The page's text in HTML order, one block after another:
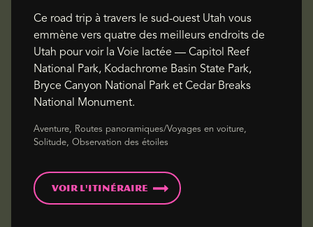
Ce road trip à travers le sud-ouest Utah vous
emmène vers quatre des meilleurs endroits de
Utah pour voir la Voie lactée — Capitol Reef
National Park, Kodachrome Basin State Park,
Bryce Canyon National Park et Cedar Breaks
National Monument.
Aventure, Routes panoramiques/Voyages en voiture,
Solitude, Observation des étoiles
Voir l'itinéraire